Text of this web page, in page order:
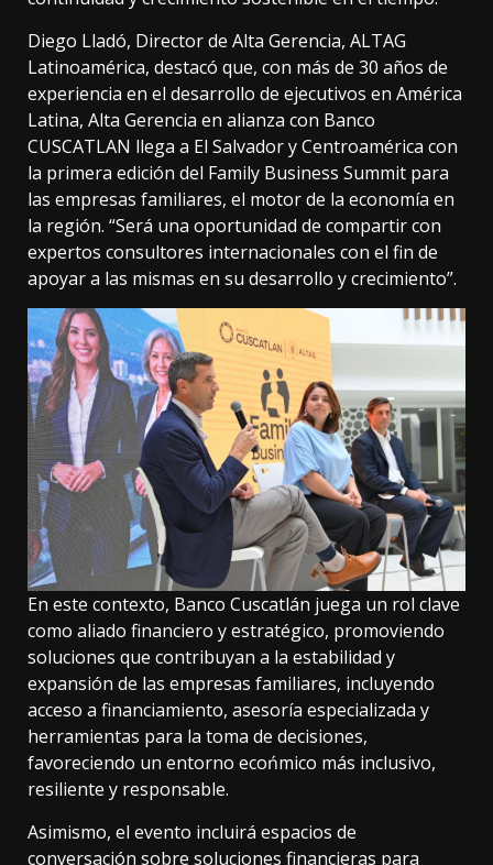
Diego Lladó, Director de Alta Gerencia, ALTAG
Latinoamérica, destacó que, con más de 30 años de
experiencia en el desarrollo de ejecutivos en América
Latina, Alta Gerencia en alianza con Banco
CUSCATLAN llega a El Salvador y Centroamérica con
la primera edición del Family Business Summit para
las empresas familiares, el motor de la economía en
la región. “Será una oportunidad de compartir con
expertos consultores internacionales con el fin de
apoyar a las mismas en su desarrollo y crecimiento”.
En este contexto, Banco Cuscatlán juega un rol clave
como aliado financiero y estratégico, promoviendo
soluciones que contribuyan a la estabilidad y
expansión de las empresas familiares, incluyendo
acceso a financiamiento, asesoría especializada y
herramientas para la toma de decisiones,
favoreciendo un entorno ecońmico más inclusivo,
resiliente y responsable.
Asimismo, el evento incluirá espacios de
conversación sobre soluciones financieras para